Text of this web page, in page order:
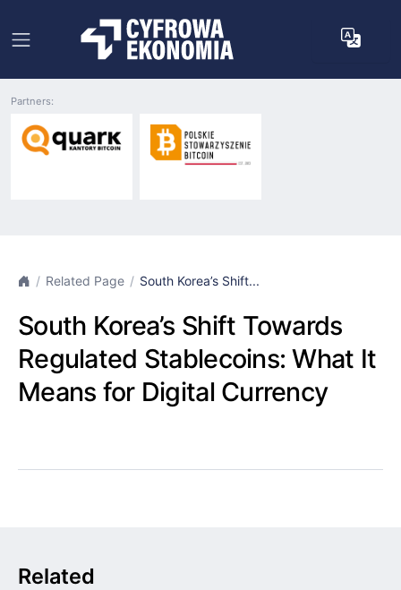
Partners:
Related Page South Korea’s Shift...
South Korea’s Shift Towards
Regulated Stablecoins: What It
Means for Digital Currency
Related